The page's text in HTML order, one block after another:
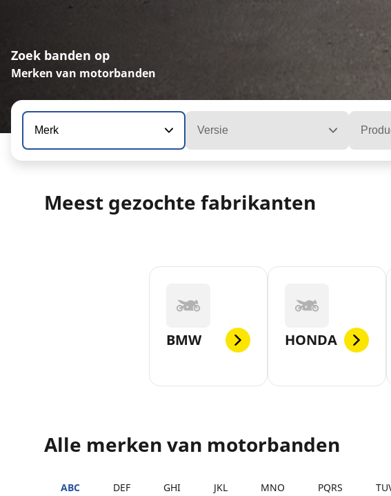
Zoek banden op
Merken van motorbanden
Merk Versie
Meest gezochte fabrikanten
BMW HONDA
Alle merken van motorbanden
ABC DEF GHI JKL MNO PQRS